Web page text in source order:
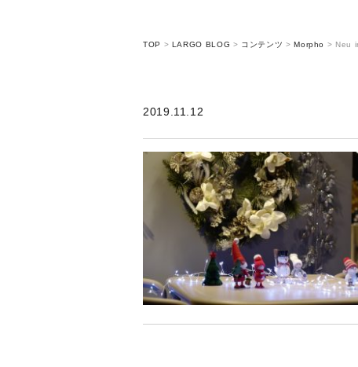
TOP > LARGO BLOG > コンテンツ >Morpho > Neu
2019.11.12